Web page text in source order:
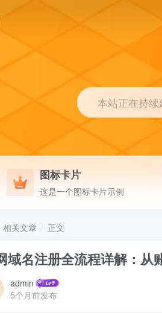
本站正在持
图标卡片
这是一个图标卡片示例
相关文章 正文
域名注册全流程详解：从
admin
5个月前发布